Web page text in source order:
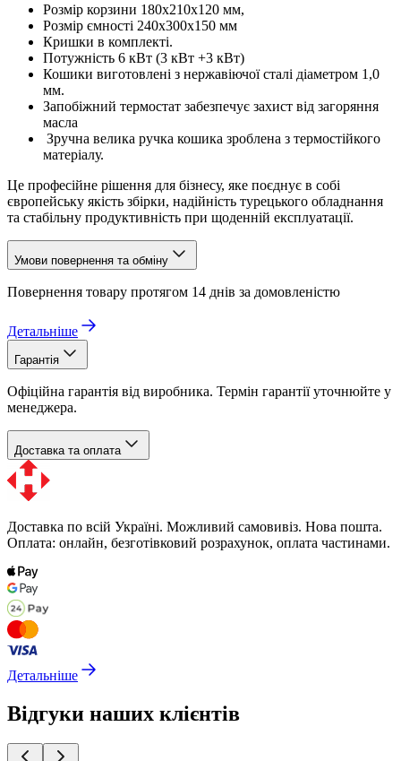
Розмір корзини 180х210х120 мм,
Розмір ємності 240х300х150 мм
Кришки в комплекті.
Потужність 6 кВт (3 кВт +3 кВт)
Кошики виготовлені ​​з нержавіючої сталі діаметром 1,0
мм.
Запобіжний термостат забезпечує захист від загоряння
масла
Зручна велика ручка кошика зроблена з термостійкого
матеріалу.
Це професійне рішення для бізнесу, яке поєднує в собі
європейську якість збірки, надійність турецького обладнання
та стабільну продуктивність при щоденній експлуатації.
Умови повернення та обміну
Повернення товару протягом 14 днів за домовленістю
Детальніше
Гарантія
Офіційна гарантія від виробника. Термін гарантії уточнюйте у
менеджера.
Доставка та оплата
Доставка по всій Україні. Можливий самовивіз. Нова пошта.
Оплата: онлайн, безготівковий розрахунок, оплата частинами.
Детальніше
Відгуки наших клієнтів